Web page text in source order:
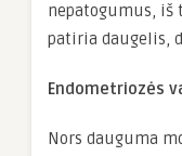
nepatogumus,
patiria daugelis,
Endometriozės
Nors dauguma